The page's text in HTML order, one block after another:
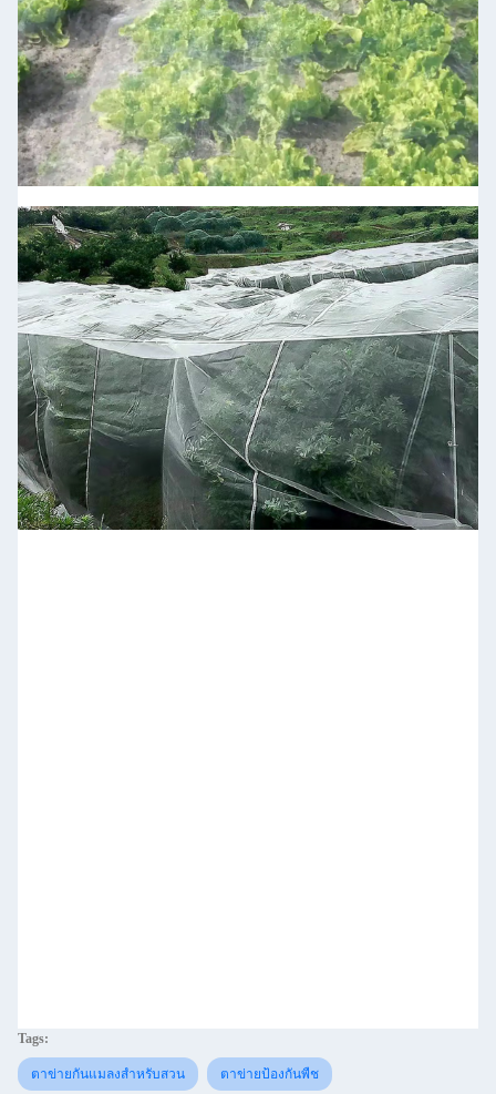
Tags:
ตาข่ายกันแมลงสำหรับสวน ตาข่ายป้องกันพืช